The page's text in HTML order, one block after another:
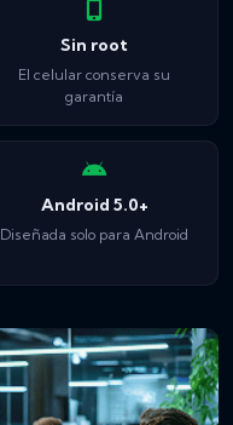
Sin root
El celular conserva su
garantía
Android 5.0+
Diseñada solo para Android